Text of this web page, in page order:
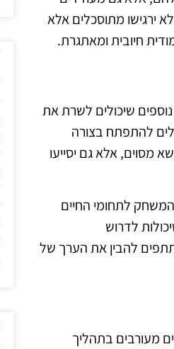
מתוסכלים אלא
חיובית ומאתגרת.
שיכולים לשרת את
להתפתח בצורה
אלא גם יסייעו
לתחומי החיים
לדרוש
להבין את הערך של
מעורבים בתהליך